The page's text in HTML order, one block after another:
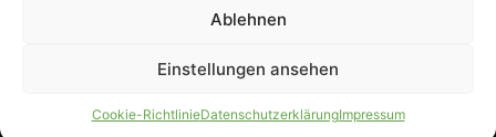
Ablehnen
Einstellungen ansehen
Cookie-RichtlinieDatenschutzerklärungImpressum
PARTNER WERDEN
AGB